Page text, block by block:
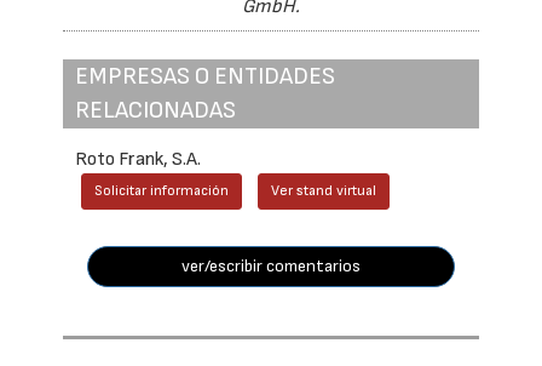
GmbH.
EMPRESAS O ENTIDADES
RELACIONADAS
Roto Frank, S.A.
Solicitar información Ver stand virtual
ver/escribir comentarios